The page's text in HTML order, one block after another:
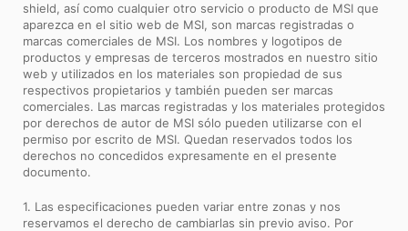
shield, así como cualquier otro servicio o producto de MSI que
aparezca en el sitio web de MSI, son marcas registradas o
marcas comerciales de MSI. Los nombres y logotipos de
productos y empresas de terceros mostrados en nuestro sitio
web y utilizados en los materiales son propiedad de sus
respectivos propietarios y también pueden ser marcas
comerciales. Las marcas registradas y los materiales protegidos
por derechos de autor de MSI sólo pueden utilizarse con el
permiso por escrito de MSI. Quedan reservados todos los
derechos no concedidos expresamente en el presente
documento.
1. Las especificaciones pueden variar entre zonas y nos
reservamos el derecho de cambiarlas sin previo aviso. Por